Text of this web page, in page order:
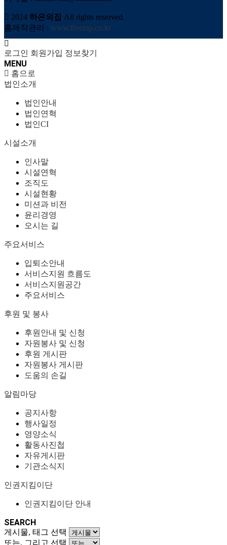
2024 하은의집 All rights reserved.
홈제작관리 : www.fivetop.co.kr
로그인 회원가입 정보찾기
MENU
홈으로
법인소개
법인안내
법인연혁
법인CI
시설소개
인사말
시설연혁
조직도
시설현황
미션과 비전
윤리경영
오시는 길
주요서비스
입퇴소안내
서비스지원 흐름도
서비스지원공간
주요서비스
후원 및 봉사
후원안내 및 신청
자원봉사 및 신청
후원 게시판
자원봉사 게시판
도움의 손길
알림마당
공지사항
행사일정
영양소식
활동사진첩
자유게시판
기관소식지
인권지킴이단
인권지킴이단 안내
SEARCH
게시물, 태그 선택
또는, 그리고 선택